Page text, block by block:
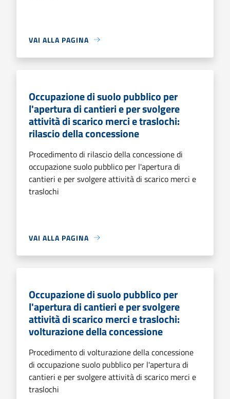
VAI ALLA PAGINA
Occupazione di suolo pubblico per
l'apertura di cantieri e per svolgere
attività di scarico merci e traslochi:
rilascio della concessione
Procedimento di rilascio della concessione di
occupazione suolo pubblico per l'apertura di
cantieri e per svolgere attività di scarico merci e
traslochi
VAI ALLA PAGINA
Occupazione di suolo pubblico per
l'apertura di cantieri e per svolgere
attività di scarico merci e traslochi:
volturazione della concessione
Procedimento di volturazione della concessione
di occupazione suolo pubblico per l'apertura di
cantieri e per svolgere attività di scarico merci e
traslochi